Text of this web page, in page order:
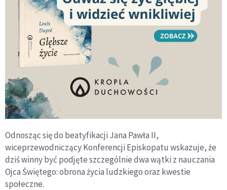
Odnosząc się do beatyfikacji Jana Pawła II,
wiceprzewodniczący Konferencji Episkopatu wskazuje, że
dziś winny być podjęte szczególnie dwa wątki z nauczania
Ojca Świętego: obrona życia ludzkiego oraz kwestie
społeczne.